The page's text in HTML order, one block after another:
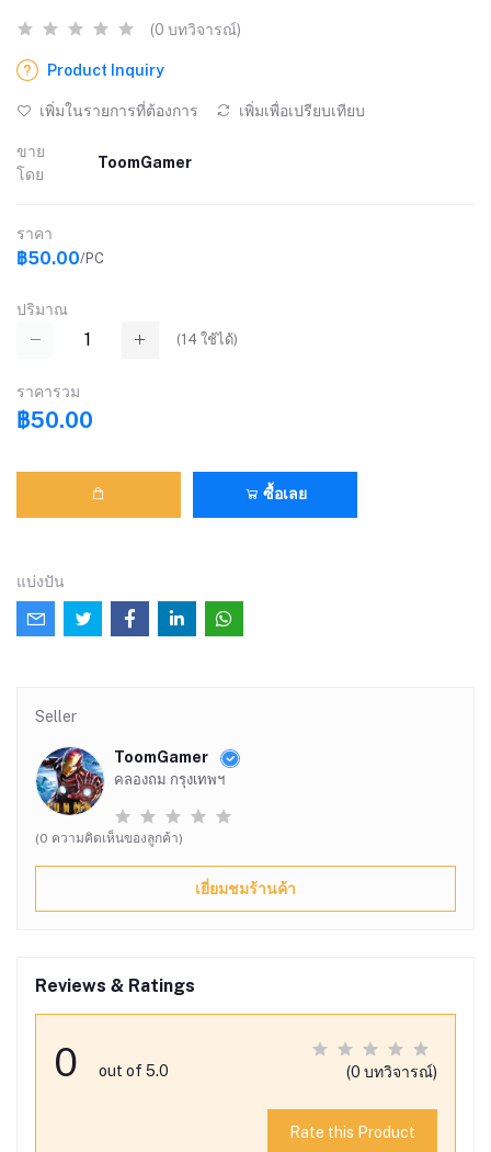
(0 บทวิจารณ์)
Product Inquiry
เพิ่มในรายการที่ต้องการ เพิ่มเพื่อเปรียบเทียบ
ขาย
โดย
ToomGamer
ราคา
฿50.00/PC
ปริมาณ
(14 ใช้ได้)
ราคารวม
฿50.00
ซื้อเลย
แบ่งปัน
Seller
ToomGamer
คลองถม กรุงเทพฯ
(0 ความคิดเห็นของลูกค้า)
เยี่ยมชมร้านค้า
Reviews & Ratings
0 out of 5.0 (0 บทวิจารณ์)
Rate this Product